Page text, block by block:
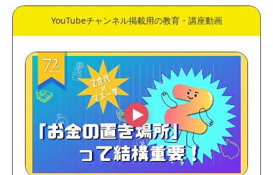
YouTubeチャンネル掲載用の教育・講座動画